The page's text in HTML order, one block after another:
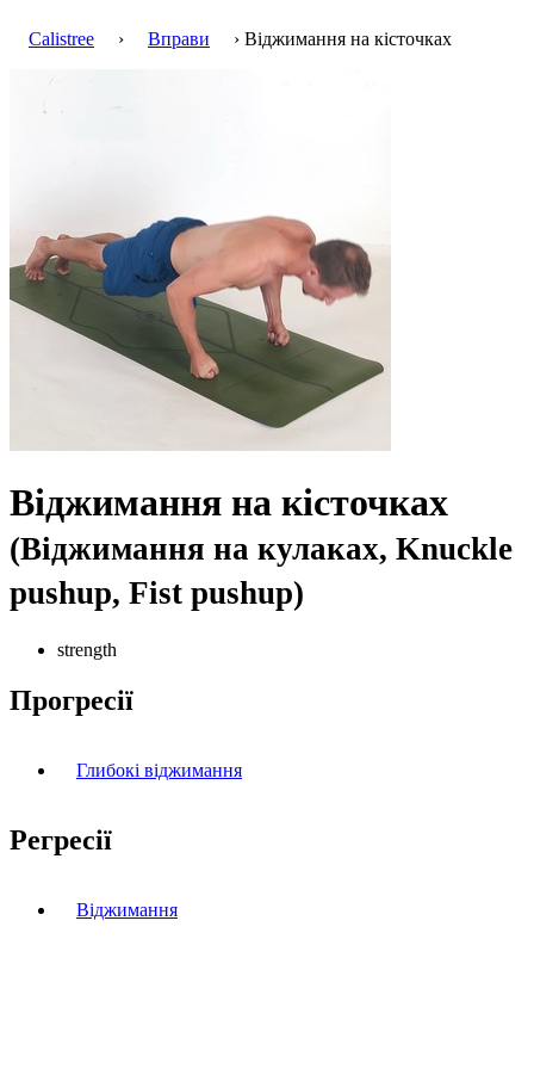
Calistree › Вправи › Віджимання на кісточках
Віджимання на кісточках
(Віджимання на кулаках, Knuckle
pushup, Fist pushup)
strength
Прогресії
Глибокі віджимання
Регресії
Віджимання